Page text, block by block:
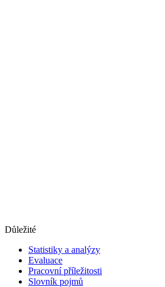
Důležité
Statistiky a analýzy
Evaluace
Pracovní příležitosti
Slovník pojmů